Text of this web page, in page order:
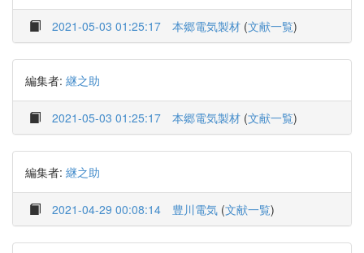
2021-05-03 01:25:17 本郷電気製材 (文献一覧)
編集者: 継之助
2021-05-03 01:25:17 本郷電気製材 (文献一覧)
編集者: 継之助
2021-04-29 00:08:14 豊川電気 (文献一覧)